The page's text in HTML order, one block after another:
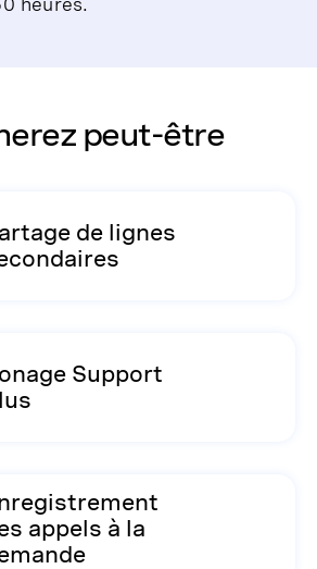
peut-être
de lignes
Support
appels à la